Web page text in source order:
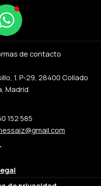
de contacto
1. P-29, 28400 Collado
Madrid
152 585